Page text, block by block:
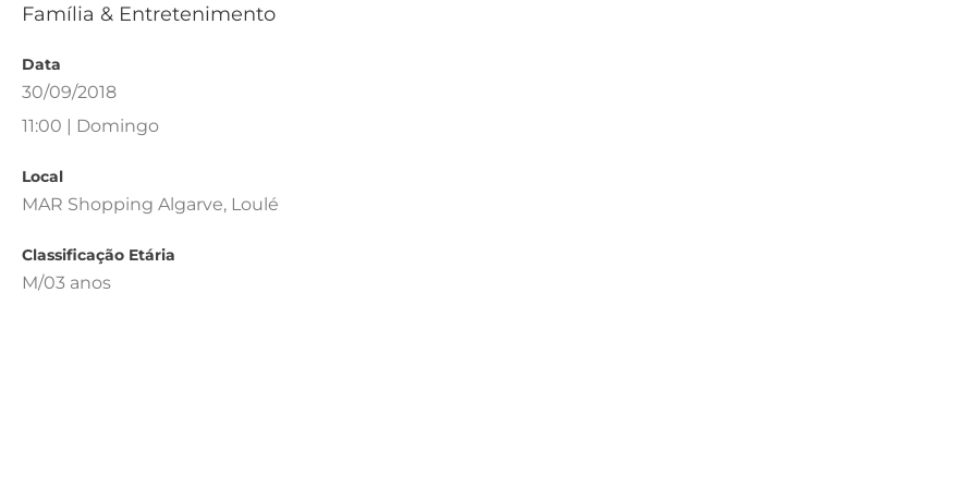
Família & Entretenimento
Data
30/09/2018
11:00 | Domingo
Local
MAR Shopping Algarve, Loulé
Classificação Etária
M/03 anos